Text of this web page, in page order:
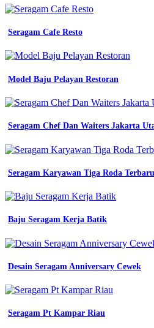
dongker
guru
keren
set
celana
jual
seragam
drill
baju
bengkel
biru
dongker
lis
batik
34
seragam
kerja
indonesia
Seragam Cafe Resto
Model Baju Pelayan Restoran
Seragam Chef Dan Waiters Jakarta
Seragam Karyawan Tiga Roda Terbaru
Baju Seragam Kerja Batik
Desain Seragam Anniversary Cewek
Seragam Pt Kampar Riau